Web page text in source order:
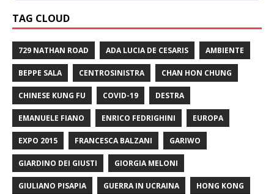
TAG CLOUD
729 NATHAN ROAD ADA LUCIA DE CESARIS AMBIENTE
BEPPE SALA CENTROSINISTRA CHAN HON CHUNG
CHINESE KUNG FU COVID-19 DESTRA
EMANUELE FIANO ENRICO FEDRIGHINI EUROPA
EXPO 2015 FRANCESCA BALZANI GARIWO
GIARDINO DEI GIUSTI GIORGIA MELONI
GIULIANO PISAPIA GUERRA IN UCRAINA HONG KONG